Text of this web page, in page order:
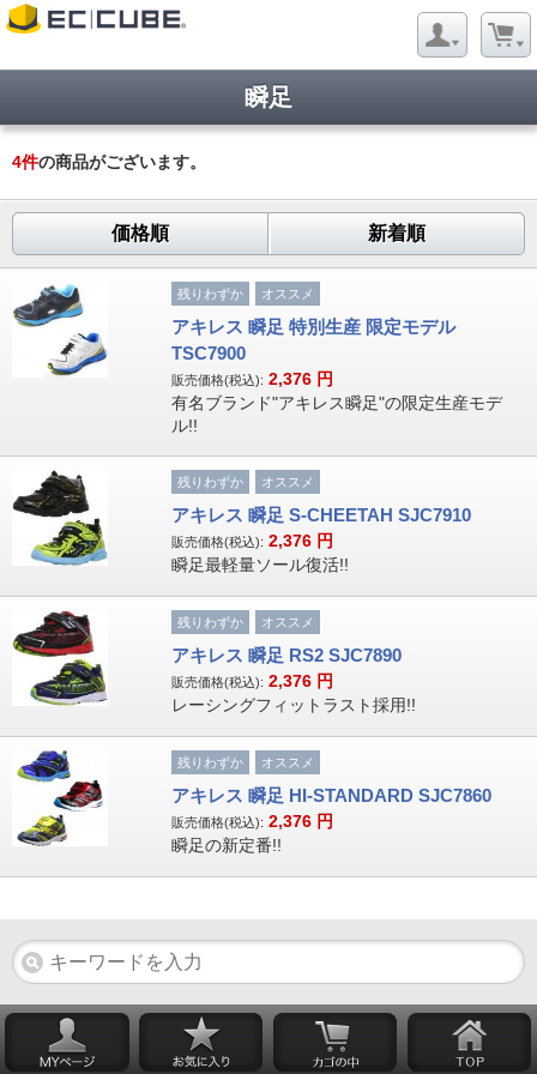
瞬足
4件の商品がございます。
価格順 新着順
残りわずか オススメ
アキレス 瞬足 特別生産 限定モデル
TSC7900
販売価格(税込): 2,376 円
有名ブランド"アキレス瞬足"の限定生産モデ
ル!!
残りわずか オススメ
アキレス 瞬足 S-CHEETAH SJC7910
販売価格(税込): 2,376 円
瞬足最軽量ソール復活!!
残りわずか オススメ
アキレス 瞬足 RS2 SJC7890
販売価格(税込): 2,376 円
レーシングフィットラスト採用!!
残りわずか オススメ
アキレス 瞬足 HI-STANDARD SJC7860
販売価格(税込): 2,376 円
瞬足の新定番!!